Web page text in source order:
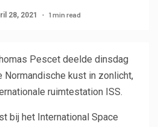
28, 2021 1 min read
Pescet deelde dinsdag
Normandische kust in zonlicht,
ruimtestation ISS.
bij het International Space